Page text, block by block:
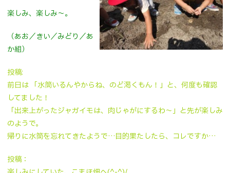
楽しみ、楽しみ～。
（あお／きい／みどり／あ
か組）
投稿:
前日は 「水筒いるんやからね、のど渇くもん！」と、何度も確認
してました！
「出来上がったジャガイモは、肉じゃがにするわ〜」と先が楽しみ
のようで。
帰りに水筒を忘れてきたようで…目的果たしたら、コレですか…
投稿：